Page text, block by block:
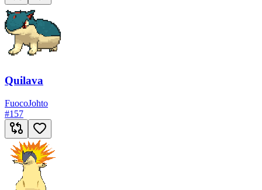
Quilava
FuocoJohto
#157